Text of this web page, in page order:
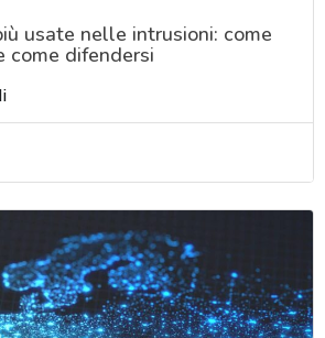
usate nelle intrusioni: come
come difendersi